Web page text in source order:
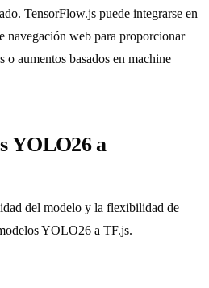
TensorFlow.js puede integrarse en
navegación web para proporcionar
o aumentos basados en machine
YOLO26 a
del modelo y la flexibilidad de
YOLO26 a TF.js.